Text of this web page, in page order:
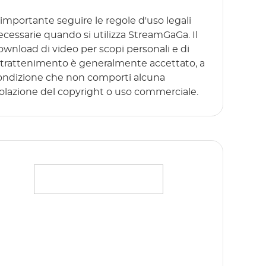
importante seguire le regole d'uso legali
quando si utilizza StreamGaGa. Il
di video per scopi personali e di
è generalmente accettato, a
che non comporti alcuna
del copyright o uso commerciale.